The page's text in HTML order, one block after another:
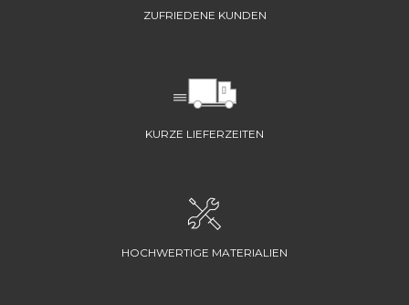
ZUFRIEDENE KUNDEN
KURZE LIEFERZEITEN
HOCHWERTIGE MATERIALIEN